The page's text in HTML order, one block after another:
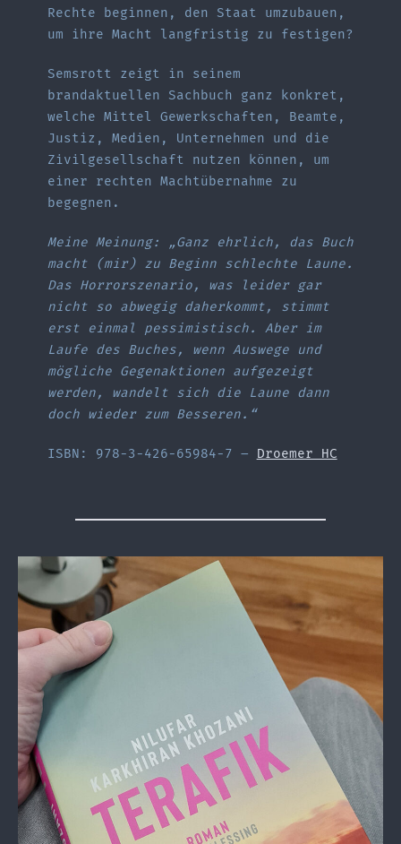
Rechte beginnen, den Staat umzubauen,
um ihre Macht langfristig zu festigen?
Semsrott zeigt in seinem
brandaktuellen Sachbuch ganz konkret,
welche Mittel Gewerkschaften, Beamte,
Justiz, Medien, Unternehmen und die
Zivilgesellschaft nutzen können, um
einer rechten Machtübernahme zu
begegnen.
Meine Meinung: „Ganz ehrlich, das Buch
macht (mir) zu Beginn schlechte Laune.
Das Horrorszenario, was leider gar
nicht so abwegig daherkommt, stimmt
erst einmal pessimistisch. Aber im
Laufe des Buches, wenn Auswege und
mögliche Gegenaktionen aufgezeigt
werden, wandelt sich die Laune dann
doch wieder zum Besseren.“
ISBN: 978-3-426-65984-7 – Droemer HC